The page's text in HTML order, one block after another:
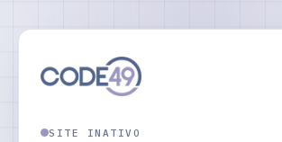
SITE INATIVO